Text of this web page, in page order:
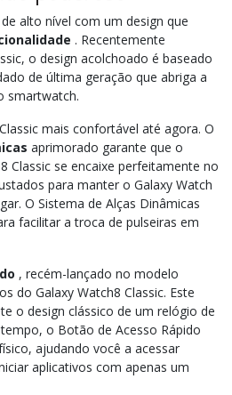
alto nível com um design que
. Recentemente
o design acolchoado é baseado
de última geração que abriga a
smartwatch.
mais confortável até agora. O
aprimorado garante que o
Classic se encaixe perfeitamente no
para manter o Galaxy Watch
O Sistema de Alças Dinâmicas
facilitar a troca de pulseiras em
, recém-lançado no modelo
do Galaxy Watch8 Classic. Este
o design clássico de um relógio de
o Botão de Acesso Rápido
ajudando você a acessar
aplicativos com apenas um